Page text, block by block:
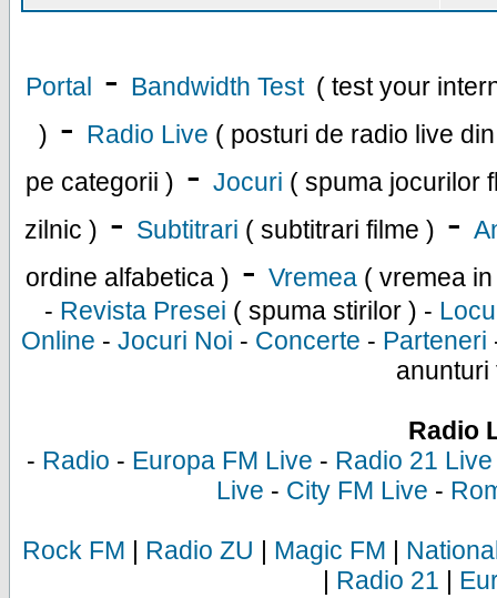
Portal - Bandwidth Test ( test your
) - Radio Live ( posturi de radio live
pe categorii ) - Jocuri ( spuma jocurilor
zilnic ) - Subtitrari ( subtitrari filme ) -
ordine alfabetica ) - Vremea ( vremea
- Revista Presei ( spuma stirilor ) -
Online - Jocuri Noi - Concerte - Parteneri
anunturi
Radio
- Radio - Europa FM Live - Radio 21 Live
Live - City FM Live -
Rock FM | Radio ZU | Magic FM |
| Radio 21 |